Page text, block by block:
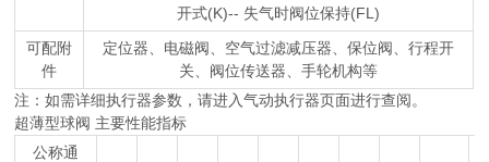
开式(K)-- 失气时阀位保持(FL)
可配附
件
定位器、电磁阀、空气过滤减压器、保位阀、行程开
关、阀位传送器、手轮机构等
注：如需详细执行器参数，请进入气动执行器页面进行查阅。
超薄型球阀 主要性能指标
公称通